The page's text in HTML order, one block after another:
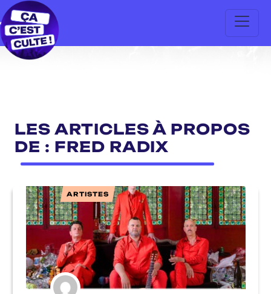
LES ARTICLES À PROPOS
DE : FRED RADIX
ARTISTES